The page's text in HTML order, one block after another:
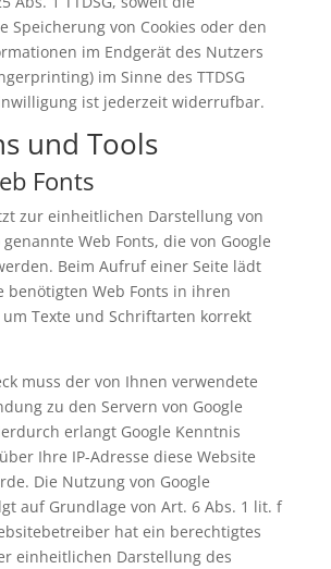
Speicherung von Cookies oder den
im Endgerät des Nutzers
im Sinne des TTDSG
ist jederzeit widerrufbar.
und Tools
Fonts
zur einheitlichen Darstellung von
Web Fonts, die von Google
Beim Aufruf einer Seite lädt
benötigten Web Fonts in ihren
um Texte und Schriftarten korrekt
muss der von Ihnen verwendete
zu den Servern von Google
erlangt Google Kenntnis
Ihre IP-Adresse diese Website
Die Nutzung von Google
auf Grundlage von Art. 6 Abs. 1 lit. f
hat ein berechtigtes
einheitlichen Darstellung des